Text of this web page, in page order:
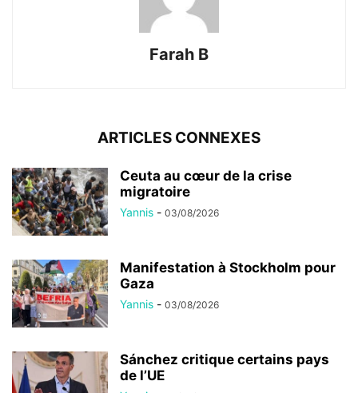
Farah B
ARTICLES CONNEXES
Ceuta au cœur de la crise
migratoire
Yannis - 03/08/2026
Manifestation à Stockholm pour
Gaza
Yannis - 03/08/2026
Sánchez critique certains pays
de l’UE